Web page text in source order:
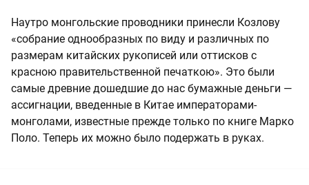
Наутро монгольские проводники принесли Козлову
«собрание однообразных по виду и различных по
размерам китайских рукописей или оттисков с
красною правительственной печаткою». Это были
самые древние дошедшие до нас бумажные деньги —
ассигнации, введенные в Китае императорами-
монголами, известные прежде только по книге Марко
Поло. Теперь их можно было подержать в руках.